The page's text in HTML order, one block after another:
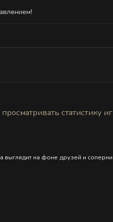
статистику
выглядит на фоне друзей и